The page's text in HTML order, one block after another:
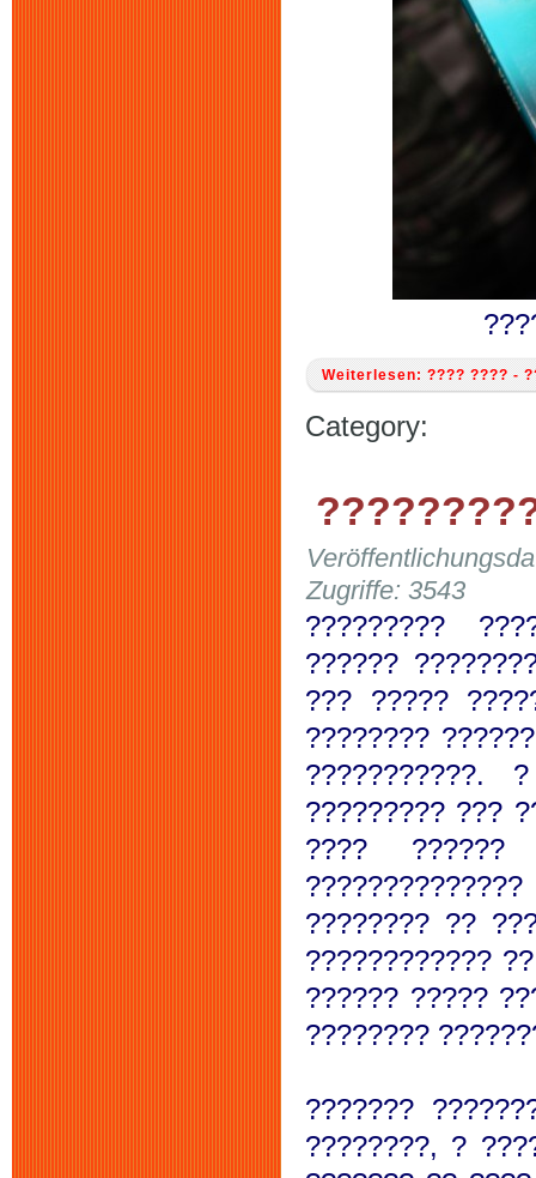
Weiterlesen: ???? ???? -
Category:
Zugriffe: 3543
?????????
??????
??? ?????
????????
???????????.
????????? ???
????
???????? ??
????????????
?????? ?????
????????
???????
????????, ?